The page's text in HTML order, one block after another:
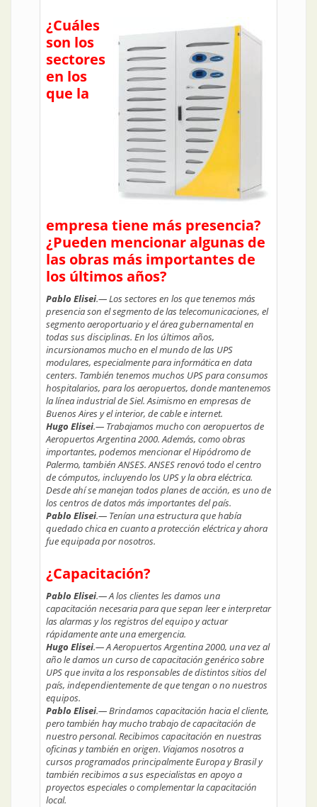
¿Cuáles
son los
sectores
en los
que la
empresa tiene más presencia?
¿Pueden mencionar algunas de
las obras más importantes de
los últimos años?
Pablo Elisei.— Los sectores en los que tenemos más
presencia son el segmento de las telecomunicaciones, el
segmento aeroportuario y el área gubernamental en
todas sus disciplinas. En los últimos años,
incursionamos mucho en el mundo de las UPS
modulares, especialmente para informática en data
centers. También tenemos muchos UPS para consumos
hospitalarios, para los aeropuertos, donde mantenemos
la línea industrial de Siel. Asimismo en empresas de
Buenos Aires y el interior, de cable e internet.
Hugo Elisei.— Trabajamos mucho con aeropuertos de
Aeropuertos Argentina 2000. Además, como obras
importantes, podemos mencionar el Hipódromo de
Palermo, también ANSES. ANSES renovó todo el centro
de cómputos, incluyendo los UPS y la obra eléctrica.
Desde ahí se manejan todos planes de acción, es uno de
los centros de datos más importantes del país.
Pablo Elisei.— Tenían una estructura que había
quedado chica en cuanto a protección eléctrica y ahora
fue equipada por nosotros.
¿Capacitación?
Pablo Elisei.— A los clientes les damos una
capacitación necesaria para que sepan leer e interpretar
las alarmas y los registros del equipo y actuar
rápidamente ante una emergencia.
Hugo Elisei.— A Aeropuertos Argentina 2000, una vez al
año le damos un curso de capacitación genérico sobre
UPS que invita a los responsables de distintos sitios del
país, independientemente de que tengan o no nuestros
equipos.
Pablo Elisei.— Brindamos capacitación hacia el cliente,
pero también hay mucho trabajo de capacitación de
nuestro personal. Recibimos capacitación en nuestras
oficinas y también en origen. Viajamos nosotros a
cursos programados principalmente Europa y Brasil y
también recibimos a sus especialistas en apoyo a
proyectos especiales o complementar la capacitación
local.